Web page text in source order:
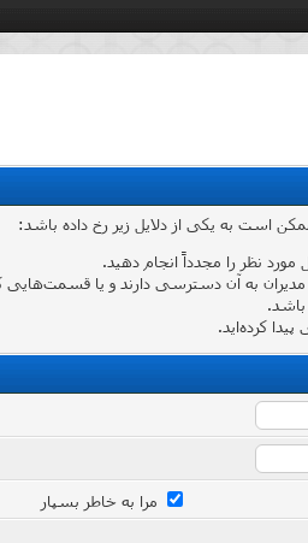
است به یکی از دلایل زیر رخ داده باشد:
نظر را مجدداً انجام دهید.
به آن دسترسی دارند و یا قسمت‌هایی که
کرده‌اید.
مرا به خاطر بسپار